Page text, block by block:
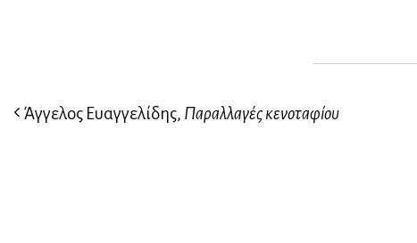
Άγγελος Ευαγγελίδης, Παραλλαγές κενοταφίου